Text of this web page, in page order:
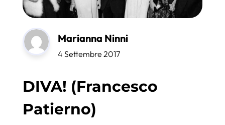
Marianna Ninni
4 Settembre 2017
DIVA! (Francesco
Patierno)